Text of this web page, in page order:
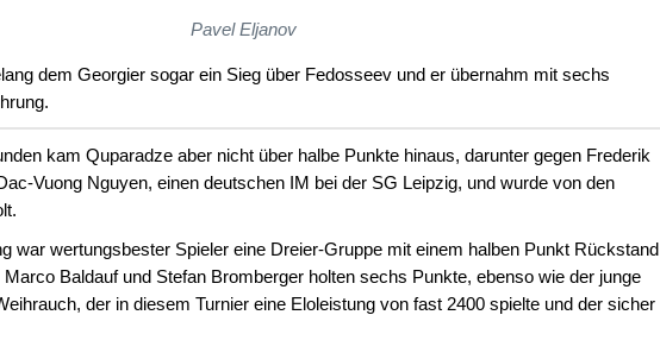
Pavel Eljanov
dem Georgier sogar ein Sieg über Fedosseev und er übernahm mit sechs
kam Quparadze aber nicht über halbe Punkte hinaus, darunter gegen Frederik
Vuong Nguyen, einen deutschen IM bei der SG Leipzig, und wurde von den
war wertungsbester Spieler eine Dreier-Gruppe mit einem halben Punkt Rückstand
Baldauf und Stefan Bromberger holten sechs Punkte, ebenso wie der junge
der in diesem Turnier eine Eloleistung von fast 2400 spielte und der sicher